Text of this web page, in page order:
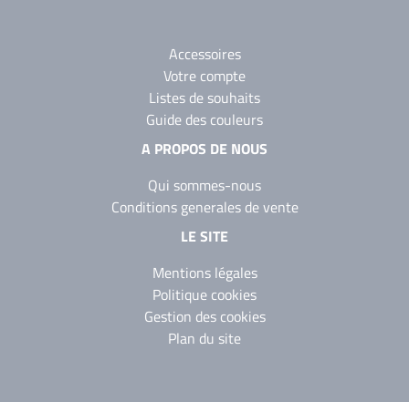
Accessoires
Votre compte
Listes de souhaits
Guide des couleurs
A PROPOS DE NOUS
Qui sommes-nous
Conditions generales de vente
LE SITE
Mentions légales
Politique cookies
Gestion des cookies
Plan du site